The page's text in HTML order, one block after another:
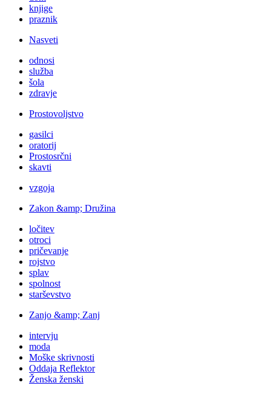
knjige
praznik
Nasveti
odnosi
služba
šola
zdravje
Prostovoljstvo
gasilci
oratorij
Prostosrčni
skavti
vzgoja
Zakon &amp; Družina
ločitev
otroci
pričevanje
rojstvo
splav
spolnost
starševstvo
Zanjo &amp; Zanj
intervju
moda
Moške skrivnosti
Oddaja Reflektor
Ženska ženski